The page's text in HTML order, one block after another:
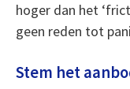
hoger dan het
geen reden tot
Stem het